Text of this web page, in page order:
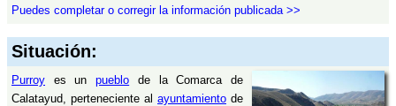
Puedes completar o corregir la información publicada >>
Situación:
Purroy es unpueblo de la Comarca de
Calatayud, perteneciente al ayuntamiento de